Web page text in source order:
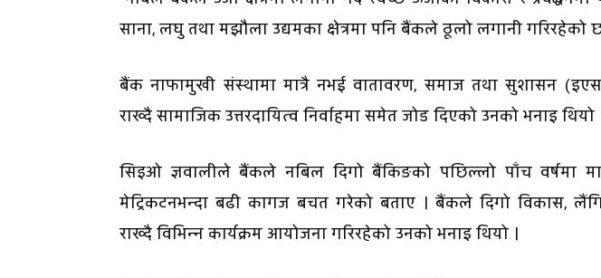
साना, लघु तथा मझौला उद्यमका क्षेत्रमा पनि बैंकले ठूलो लगानी गरिरहेको
बैंक नाफामुखी संस्थामा मात्रै नभई वातावरण, समाज तथा सुशासन
राख्दै सामाजिक उत्तरदायित्व निर्वाहमा समेत जोड दिएको उनको भनाइ थियो
सिइओ ज्ञवालीले बैंकले नबिल दिगो बैंकिङको पछिल्लो पाँच वर्षमा
मेट्रिकटनभन्दा बढी कागज बचत गरेको बताए । बैंकले दिगो विकास,
राख्दै विभिन्न कार्यक्रम आयोजना गरिरहेको उनको भनाइ थियो ।